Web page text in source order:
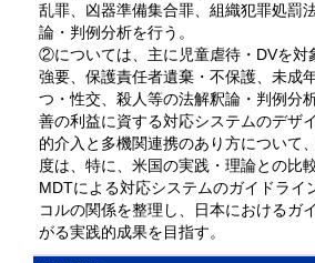
乱罪、凶器準備集合罪、組織犯罪処罰
論・判例分析を行う。
②については、主に児童虐待・DVを対
強要、保護責任者遺棄・不保護、未成
つ・性交、殺人等の法解釈論・判例分
善の利益に資する対応システムのデザ
的介入と多機関連携のあり方について
度は、特に、米国の実践・理論との比
MDTによる対応システムのガイドライ
コルの関係を整理し、日本におけるガ
がる実践的成果を目指す。